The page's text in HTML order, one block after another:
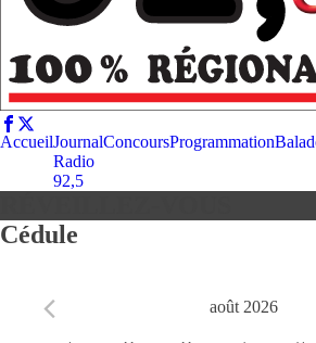
AccueilJournal
Radio
92,5
ConcoursProgrammation
Cédule
août 2026